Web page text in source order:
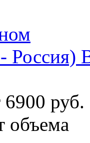
Россия)
6900 руб.
объема